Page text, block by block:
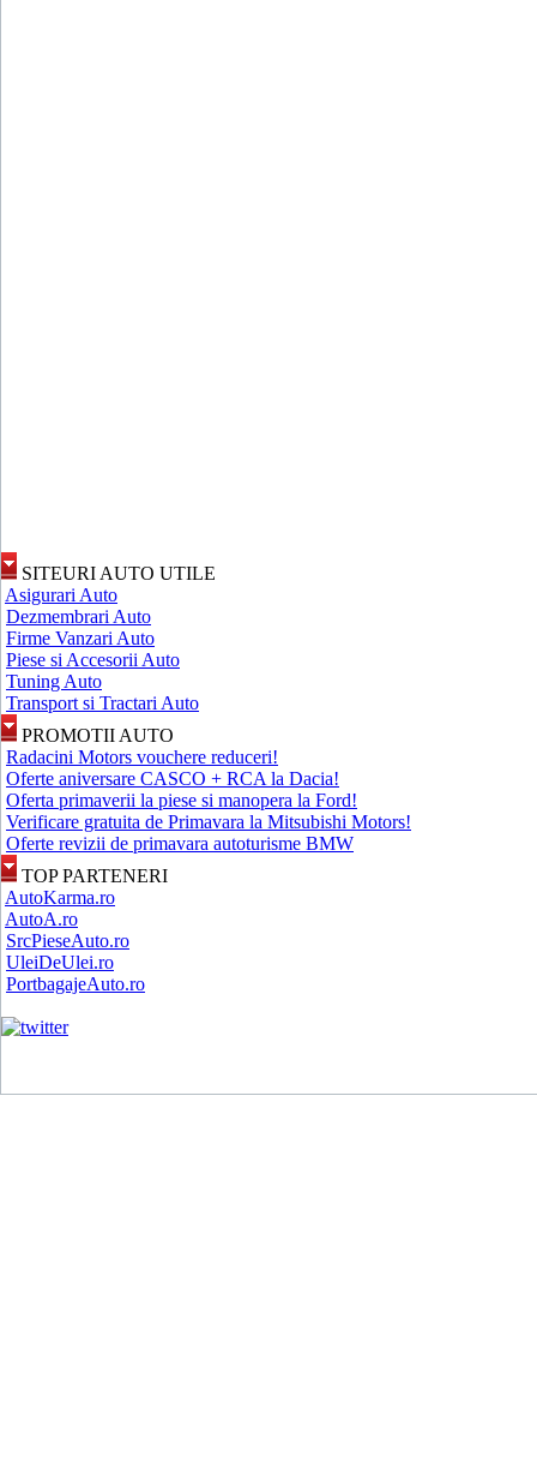
SITEURI AUTO UTILE
Asigurari Auto
Dezmembrari Auto
Firme Vanzari Auto
Piese si Accesorii Auto
Tuning Auto
Transport si Tractari Auto
PROMOTII AUTO
Radacini Motors vouchere reduceri!
Oferte aniversare CASCO + RCA la Dacia!
Oferta primaverii la piese si manopera la Ford!
Verificare gratuita de Primavara la Mitsubishi Motors!
Oferte revizii de primavara autoturisme BMW
TOP PARTENERI
AutoKarma.ro
AutoA.ro
SrcPieseAuto.ro
UleiDeUlei.ro
PortbagajeAuto.ro